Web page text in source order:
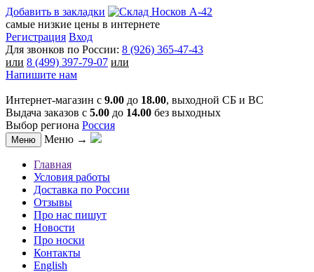
Добавить в закладки
самые низкие цены в интернете
Регистрация Вход
Для звонков по России: 8 (926) 365-47-43
или 8 (499) 397-79-07 или
Напишите нам
Интернет-магазин с 9.00 до 18.00, выходной СБ и ВС
Выдача заказов с 5.00 до 14.00 без выходных
Выбор региона Россия
Меню Меню →
Главная
Условия работы
Доставка по России
Отзывы
Про нас пишут
Новости
Про носки
Контакты
English